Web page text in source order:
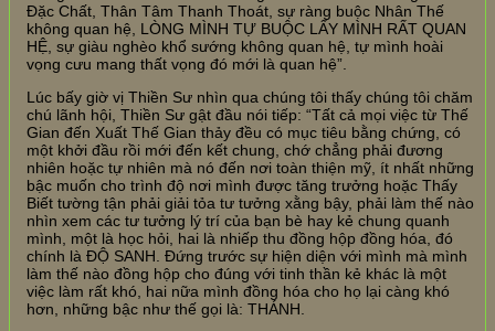
Đặc Chất, Thân Tâm Thanh Thoát, sự ràng buộc Nhân Thế
không quan hệ, LÒNG MÌNH TỰ BUỘC LẤY MÌNH RẤT QUAN
HỆ, sự giàu nghèo khổ sướng không quan hệ, tự mình hoài
vọng cưu mang thất vọng đó mới là quan hệ”.
Lúc bấy giờ vị Thiền Sư nhìn qua chúng tôi thấy chúng tôi chăm
chú lãnh hội, Thiền Sư gật đầu nói tiếp: “Tất cả mọi việc từ Thế
Gian đến Xuất Thế Gian thảy đều có mục tiêu bằng chứng, có
một khởi đầu rồi mới đến kết chung, chớ chẳng phải đương
nhiên hoặc tự nhiên mà nó đến nơi toàn thiện mỹ, ít nhất những
bậc muốn cho trình độ nơi mình được tăng trưởng hoặc Thấy
Biết tường tận phải giải tỏa tư tưởng xằng bậy, phải làm thế nào
nhìn xem các tư tưởng lý trí của bạn bè hay kẻ chung quanh
mình, một là học hỏi, hai là nhiếp thu đồng hộp đồng hóa, đó
chính là ĐỘ SANH. Đứng trước sự hiện diện với mình mà mình
làm thế nào đồng hộp cho đúng với tinh thần kẻ khác là một
việc làm rất khó, hai nữa mình đồng hóa cho họ lại càng khó
hơn, những bậc như thế gọi là: THÁNH.